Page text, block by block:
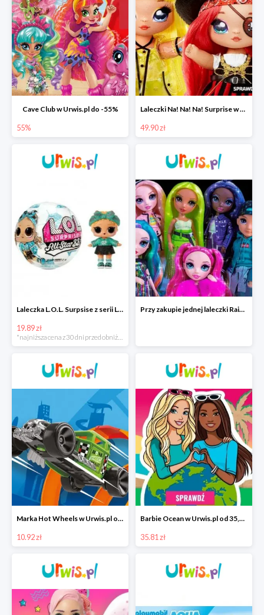
Cave Club w Urwis.pl do -55%
55%
Laleczki Na! Na! Na! Surprise w Urwis.pl za 49,90 zł
49.90 zł
Laleczka L.O.L. Surpsise z serii Lalki sportowe w super cenie
19.89 zł
Przy zakupie jednej laleczki Rainbow High laleczka Lil Snaps w Urwis.pl
Marka Hot Wheels w Urwis.pl od 10,92 zł
10.92 zł
Barbie Ocean w Urwis.pl od 35,81 zł
35.81 zł